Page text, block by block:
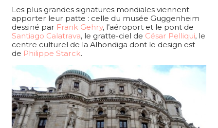
Les plus grandes signatures mondiales viennent
apporter leur patte : celle du musée Guggenheim
dessiné par Frank Gehry, l’aéroport et le pont de
Santiago Calatrava, le gratte-ciel de César Pelliqui, le
centre culturel de la Alhondiga dont le design est
de Philippe Starck.